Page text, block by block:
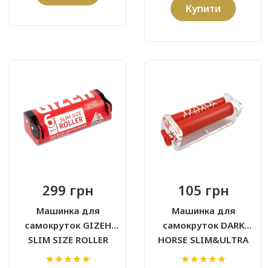
Купити
299 грн
Машинка для
самокруток GIZEH
SLIM SIZE ROLLER
105 грн
Машинка для
самокруток DARK
HORSE SLIM&ULTRA
SLIM 70 MM